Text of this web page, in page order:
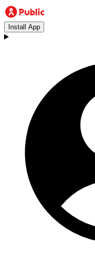
Install App